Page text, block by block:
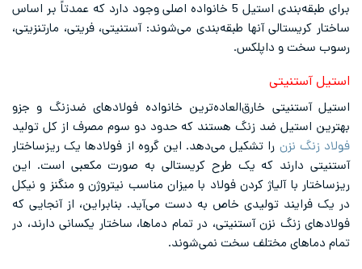
برای طبقه‌بندی استیل 5 خانواده اصلی وجود دارد که عمدتاً بر اساس
ساختار کریستالی آنها طبقه‌بندی می‌شوند: آستنیتی، فریتی، مارتنزیتی،
رسوب سخت و داپلکس.
استیل آستنیتی
استیل آستنیتی خارق‌العاده‌ترین خانواده فولادهای ضدزنگ و جزو
بهترین استیل ضد زنگ هستند که حدود دو سوم مصرف از کل تولید
فولاد زنگ نزن را تشکیل می‌دهد. این گروه از فولادها یک ریزساختار
آستنیتی دارند که یک طرح کریستالی به صورت مکعبی است. این
ریزساختار با آلیاژ کردن فولاد با میزان مناسب نیتروژن و منگنز و نیکل
در یک فرایند تولیدی خاص به دست می‌آید. بنابراین، از آنجایی که
فولادهای زنگ نزن آستنیتی، در تمام دماها، ساختار یکسانی دارند، در
تمام دماهای مختلف سخت نمی‌شوند.